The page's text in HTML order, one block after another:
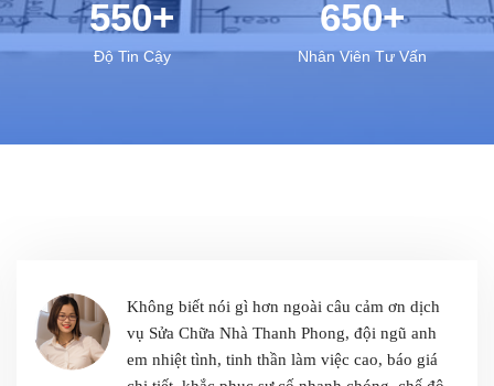
550+
Độ Tin Cậy
650+
Nhân Viên Tư Vấn
Không biết nói gì hơn ngoài câu cảm ơn dịch
vụ Sửa Chữa Nhà Thanh Phong, đội ngũ anh
em nhiệt tình, tinh thần làm việc cao, báo giá